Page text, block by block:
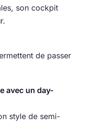
son cockpit
de passer
avec un day-
style de semi-